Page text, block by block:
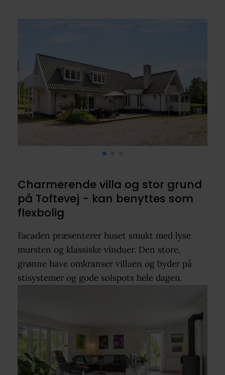
Charmerende villa og stor grund
på Toftevej - kan benyttes som
flexbolig
Facaden præsenterer huset smukt med lyse
mursten og klassiske vinduer. Den store,
grønne have omkranser villaen og byder på
stisystemer og gode solspots hele dagen.